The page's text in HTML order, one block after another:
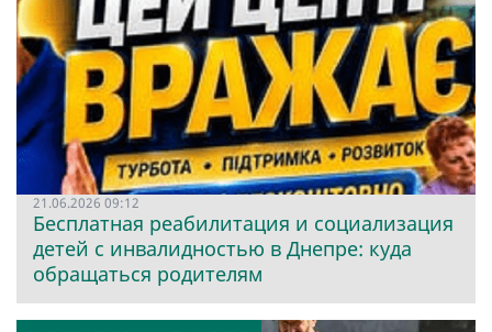
21.06.2026 09:12
Бесплатная реабилитация и социализация
детей с инвалидностью в Днепре: куда
обращаться родителям